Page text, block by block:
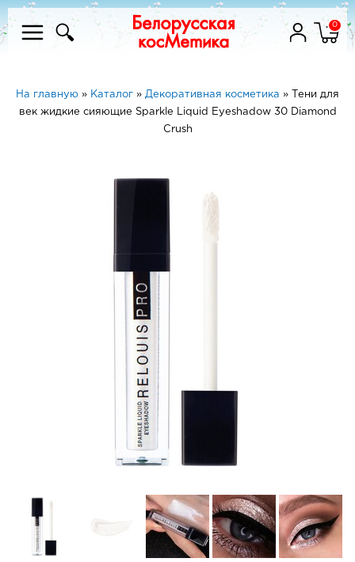
0
На главную » Каталог » Декоративная косметика »
Тени для
век жидкие сияющие Sparkle Liquid Eyeshadow 30 Diamond
Crush